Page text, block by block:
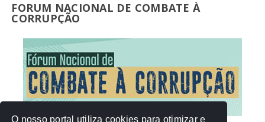
FORUM NACIONAL DE COMBATE À
CORRUPÇÃO
O nosso portal utiliza cookies para otimizar e